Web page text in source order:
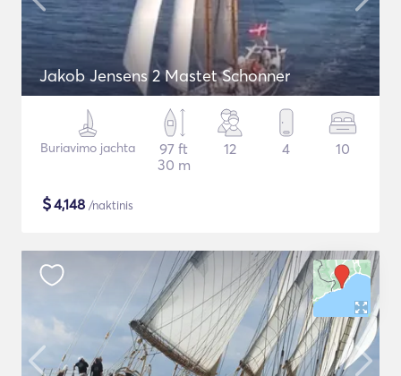
Jakob Jensens 2 Mastet Schonner
Buriavimo jachta
97 ft
30 m
12 4 10
$4,148 /naktinis